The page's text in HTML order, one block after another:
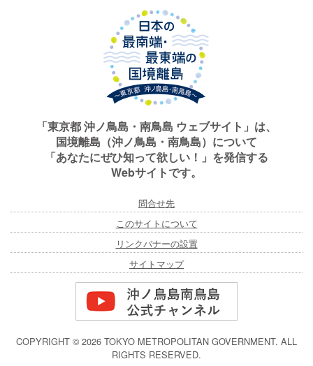
「東京都 沖ノ鳥島・南鳥島 ウェブサイト」は、
国境離島（沖ノ鳥島・南鳥島）について
「あなたにぜひ知って欲しい！」を発信する
Webサイトです。
問合せ先
このサイトについて
リンクバナーの設置
サイトマップ
COPYRIGHT © 2026 TOKYO METROPOLITAN GOVERNMENT. ALL
RIGHTS RESERVED.